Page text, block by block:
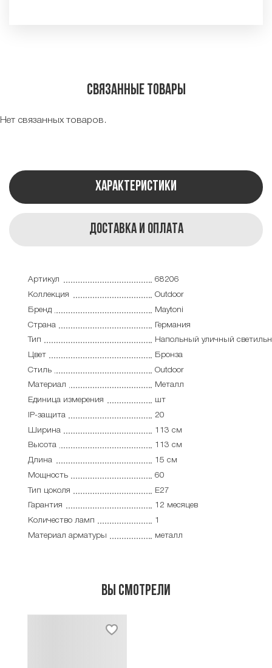
Связанные товары
Нет связанных товаров.
Характеристики
Доставка и оплата
Артикул
68206
Коллекция
Outdoor
Бренд
Maytoni
Страна
Германия
Тип
Напольный уличный
Цвет
Бронза
Стиль
Outdoor
Материал
Металл
Единица измерения
шт
IP-защита
20
Ширина
113 см
Высота
113 см
Длина
15 см
Мощность
60
Тип цоколя
E27
Гарантия
12 месяцев
Количество ламп
1
Материал арматуры
металл
Вы смотрели